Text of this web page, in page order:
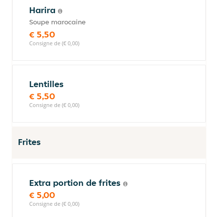
Harira
Soupe marocaine
€ 5,50
Consigne de (€ 0,00)
Lentilles
€ 5,50
Consigne de (€ 0,00)
Frites
Extra portion de frites
€ 5,00
Consigne de (€ 0,00)